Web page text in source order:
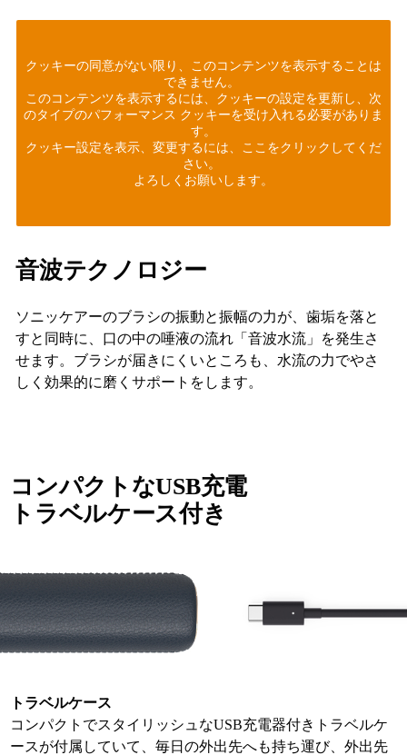
クッキーの同意がない限り、このコンテンツを表示することは
できません。
このコンテンツを表示するには、クッキーの設定を更新し、次
のタイプのパフォーマンス クッキーを受け入れる必要がありま
す。
クッキー設定を表示、変更するには、ここをクリックしてくだ
さい。
よろしくお願いします。
音波テクノロジー
ソニッケアーのブラシの振動と振幅の力が、歯垢を落と
すと同時に、口の中の唾液の流れ「音波水流」を発生さ
せます。ブラシが届きにくいところも、水流の力でやさ
しく効果的に磨くサポートをします。
コンパクトなUSB充電
トラベルケース付き
トラベルケース
コンパクトでスタイリッシュなUSB充電器付きトラベルケ
ースが付属していて、毎日の外出先へも持ち運び、外出先